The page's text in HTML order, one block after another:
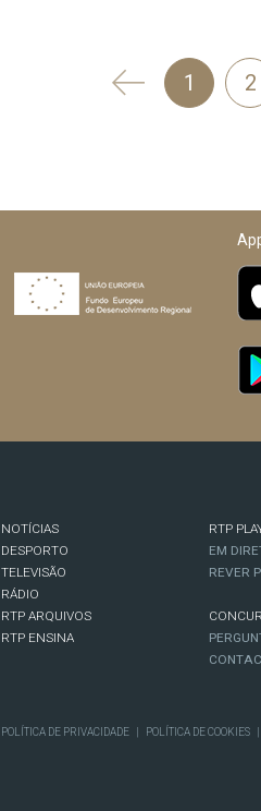
'
1 2
NOTÍCIAS
DESPORTO
TELEVISÃO
RÁDIO
RTP ARQUIVOS
RTP ENSINA
RTP
EM
REVER
POLÍTICA DE PRIVACIDADE POLÍTICA DE COOKIES